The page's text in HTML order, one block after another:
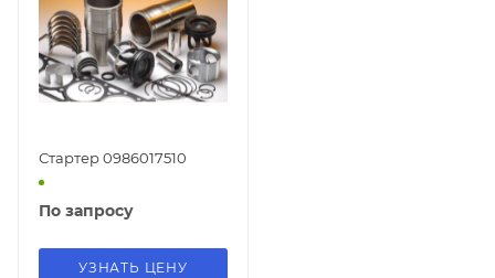
Стартер 0986017510
По запросу
УЗНАТЬ ЦЕНУ